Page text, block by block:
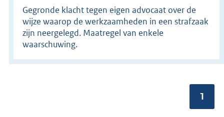
Gegronde klacht tegen eigen advocaat over de
wijze waarop de werkzaamheden in een strafzaak
zijn neergelegd. Maatregel van enkele
waarschuwing.
1